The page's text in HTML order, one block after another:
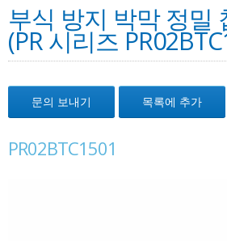
부식 방지 박막 정밀
(PR 시리즈
문의 보내기 목록에 추가
PR02BTC1501